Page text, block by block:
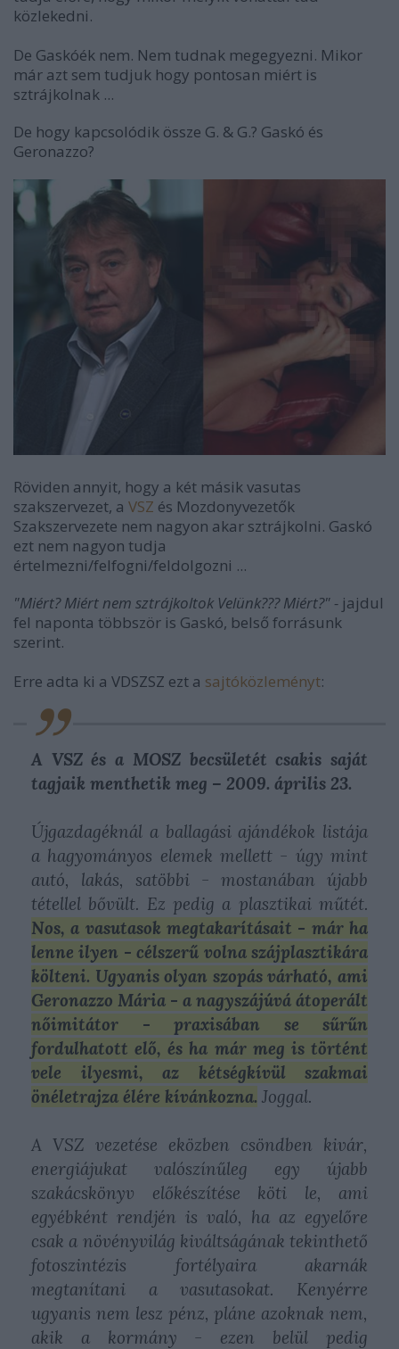
közlekedni.
De Gaskóék nem. Nem tudnak megegyezni. Mikor
már azt sem tudjuk hogy pontosan miért is
sztrájkolnak ...
De hogy kapcsolódik össze G. & G.? Gaskó és
Geronazzo?
Röviden annyit, hogy a két másik vasutas
szakszervezet, a VSZ és Mozdonyvezetők
Szakszervezete nem nagyon akar sztrájkolni. Gaskó
ezt nem nagyon tudja
értelmezni/felfogni/feldolgozni ...
"Miért? Miért nem sztrájkoltok Velünk??? Miért?" - jajdul
fel naponta többször is Gaskó, belső forrásunk
szerint.
Erre adta ki a VDSZSZ ezt a sajtóközleményt:
A VSZ és a MOSZ becsületét csakis saját
tagjaik menthetik meg – 2009. április 23.
Újgazdagéknál a ballagási ajándékok listája
a hagyományos elemek mellett - úgy mint
autó, lakás, satöbbi - mostanában újabb
tétellel bővült. Ez pedig a plasztikai műtét.
Nos, a vasutasok megtakarításait - már ha
lenne ilyen - célszerű volna szájplasztikára
költeni. Ugyanis olyan szopás várható, ami
Geronazzo Mária - a nagyszájúvá átoperált
nőimitátor - praxisában se sűrűn
fordulhatott elő, és ha már meg is történt
vele ilyesmi, az kétségkívül szakmai
önéletrajza élére kívánkozna. Joggal.
A VSZ vezetése eközben csöndben kivár,
energiájukat valószínűleg egy újabb
szakácskönyv előkészítése köti le, ami
egyébként rendjén is való, ha az egyelőre
csak a növényvilág kiváltságának tekinthető
fotoszintézis fortélyaira akarnák
megtanítani a vasutasokat. Kenyérre
ugyanis nem lesz pénz, pláne azoknak nem,
akik a kormány - ezen belül pedig